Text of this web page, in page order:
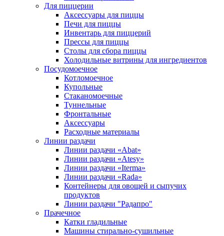
Для пиццерии
Аксессуары для пиццы
Печи для пиццы
Инвентарь для пиццерий
Прессы для пиццы
Столы для сбора пиццы
Холодильные витрины для ингредиентов
Посудомоечное
Котломоечное
Купольные
Стаканомоечные
Туннельные
Фронтальные
Аксессуары
Расходные материалы
Линии раздачи
Линии раздачи «Abat»
Линии раздачи «Atesy»
Линии раздачи «Iterma»
Линии раздачи «Rada»
Контейнеры для овощей и сыпучих
продуктов
Линии раздачи "Радапро"
Прачечное
Катки гладильные
Машины стирально-сушильные